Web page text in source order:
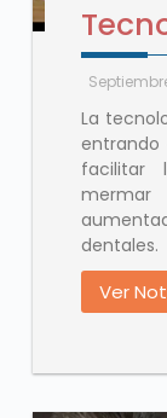
La
entrando
facilitar
dentales.
Ver